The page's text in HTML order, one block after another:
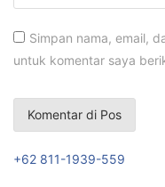
Simpan nama, email,
untuk komentar saya
+62 811-1939-559